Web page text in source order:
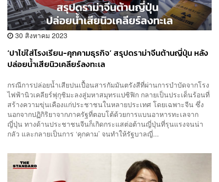
30 สิงหาคม 2023
‘ปาไข่ใส่โรงเรียน-คุกคามธุรกิจ’ สรุปดราม่าจีนต้านญี่ปุ่น หลัง
ปล่อยน้ำเสียนิวเคลียร์ลงทะเล
กรณีการปล่อยน้ำเสียปนเปื้อนสารกัมมันตรังสีที่ผ่านการบำบัดจากโรง
ไฟฟ้านิวเคลียร์ฟุกุชิมะลงสู่มหาสมุทรแปซิฟิก กลายเป็นประเด็นร้อนที่
สร้างความขุ่นเคืองแก่ประชาชนในหลายประเทศ โดยเฉพาะจีน ซึ่ง
นอกจากปฏิกิริยาจากภาครัฐที่ตอบโต้ด้วยการแบนอาหารทะเลจาก
ญี่ปุ่น ทางด้านประชาชนจีนก็เกิดกระแสต่อต้านญี่ปุ่นที่รุนแรงจนน่า
กลัว และกลายเป็นการ ‘คุกคาม’ จนทำให้รัฐบาลญี่...